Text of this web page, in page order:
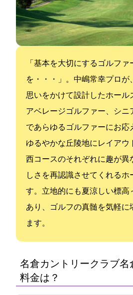
「基本を大切にするゴルフ
を・・・」。中嶋常幸プロが
思いをかけて設計した27ホー
アベレージゴルファー、シニ
であらゆるゴルファーにお応え
ゆるやかな丘陵地にレイアウ
西コースのそれぞれに趣が異
しさを再認識させてくれるホ
す。立地的にも夏涼しい標高700～
あり、ゴルフの真髄を気軽に
ます。
名倉カントリークラブ(名倉
料金は？